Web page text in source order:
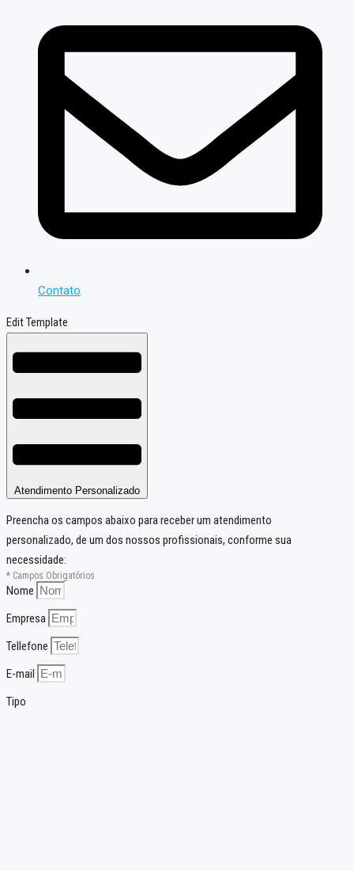
Contato
Edit Template
Atendimento Personalizado
Preencha os campos abaixo para receber um atendimento
personalizado, de um dos nossos profissionais, conforme sua
necessidade:
* Campos Obrigatórios
Nome
Empresa
Tellefone
E-mail
Tipo